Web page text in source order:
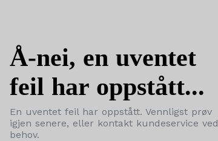
Å-nei, en uventet
feil har oppstått...
En uventet feil har oppstått. Vennligst prøv
igjen senere, eller kontakt kundeservice ved
behov.